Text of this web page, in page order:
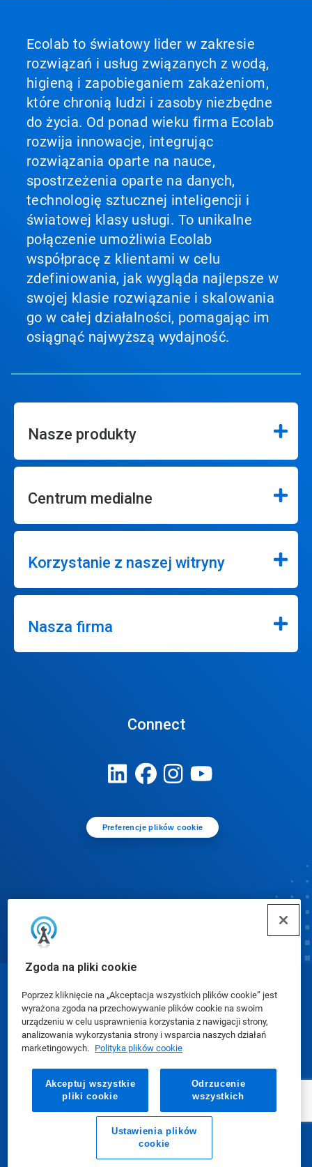
Zgoda na pliki cookie
Poprzez kliknięcie na „Akceptacja wszystkich plików cookie” jest
wyrażona zgoda na przechowywanie plików cookie na swoim
urządzeniu w celu usprawnienia korzystania z nawigacji strony,
analizowania wykorzystania strony i wsparcia naszych działań
marketingowych. Polityka plików cookie
Akceptuj wszystkie
pliki cookie
Odrzucenie
wszystkich
Ustawienia plików
cookie
Ecolab to światowy lider w zakresie
rozwiązań i usług związanych z wodą,
higieną i zapobieganiem zakażeniom,
które chronią ludzi i zasoby niezbędne
do życia. Od ponad wieku firma Ecolab
rozwija innowacje, integrując
rozwiązania oparte na nauce,
spostrzeżenia oparte na danych,
technologię sztucznej inteligencji i
światowej klasy usługi. To unikalne
połączenie umożliwia Ecolab
współpracę z klientami w celu
zdefiniowania, jak wygląda najlepsze w
swojej klasie rozwiązanie i skalowania
go w całej działalności, pomagając im
osiągnąć najwyższą wydajność.
Nasze produkty
Centrum medialne
Korzystanie z naszej witryny
Nasza firma
Connect
Preferencje plików cookie
E-mail Zadzwoń do nas
© Ecolab Inc. 2025
Karty charakterystyki (SDS)|Polityka prywatności
Warunki użytkowania